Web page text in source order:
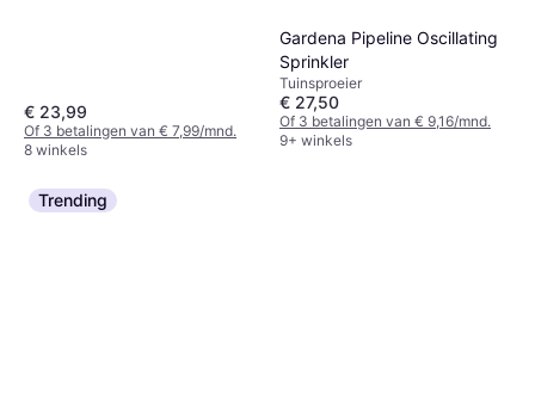
€ 23,99
Of 3 betalingen van € 7,99/mnd.
8 winkels
Gardena Pipeline Oscillating
Sprinkler
Tuinsproeier
€ 27,50
Of 3 betalingen van € 9,16/mnd.
9+ winkels
Trending